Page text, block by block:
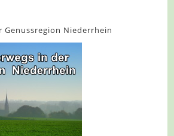
Genussregion Niederrhein